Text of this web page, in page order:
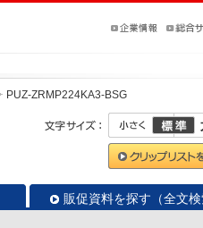
PUZ-ZRMP224KA3-BSG
販促資料を探す（全文検